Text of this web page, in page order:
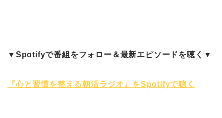
▼Spotifyで番組をフォロー＆最新エピソードを聴く▼
『心と習慣を整える朝活ラジオ』をSpotifyで聴く